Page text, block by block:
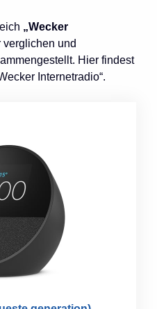
„Wecker
verglichen und
Hier findest
Internetradio“.